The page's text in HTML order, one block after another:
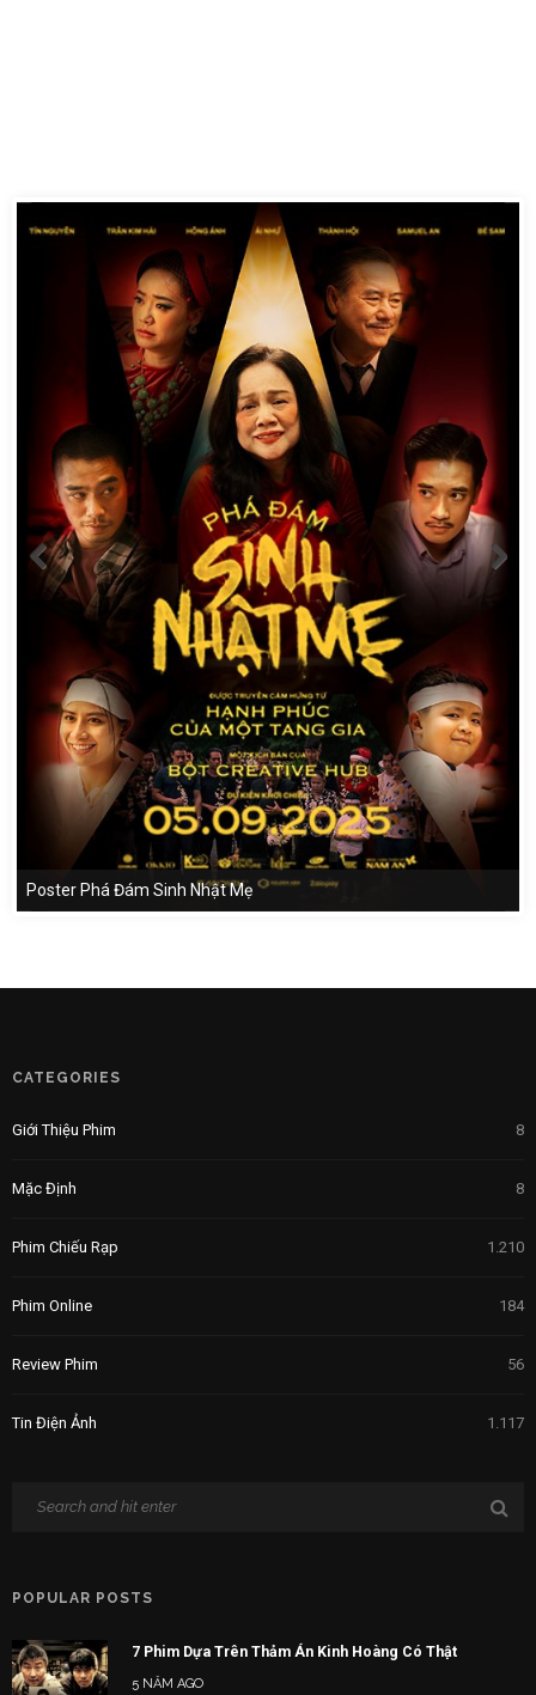
Poster Phá Đám Sinh Nhật Mẹ
CATEGORIES
Giới Thiệu Phim 8
Mặc Định 8
Phim Chiếu Rạp 1.210
Phim Online 184
Review Phim 56
Tin Điện Ảnh 1.117
POPULAR POSTS
7 Phim Dựa Trên Thảm Án Kinh Hoàng Có Thật
5 NĂM AGO